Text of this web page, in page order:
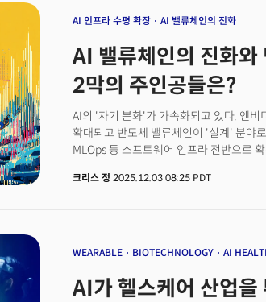
더밀크 아카데미
더웨이브/트렌드쇼
밸리토크
AI 인프라 수평 확장 AI 밸류체인의 진화
AI 밸류체인의 진화
2막의 주인공들은?
AI의 '자기 분화'가 가속화되고 있다. 엔
확대되고 반도체 밸류체인이 '설계' 분야
MLOps 등 소프트웨어 인프라 전반으로
사이버보안 기업 크라우드스트라이크
투자의 무게중심이 하드웨어에서 소프
입증하는 결과물이다.
크리스 정 2025.12.03 08:25 PDT
WEARABLE BIOTECHNOLOGY AI
AI가 헬스케어 산업을